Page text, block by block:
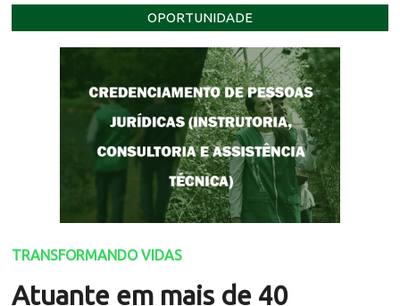
OPORTUNIDADE
TRANSFORMANDO VIDAS
Atuante em mais de 40